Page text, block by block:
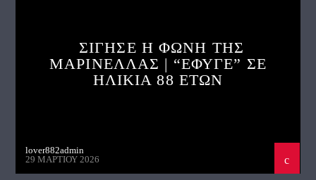
ΣΙΓΗΣΕ Η ΦΩΝΗ ΤΗΣ
ΜΑΡΙΝΕΛΛΑΣ | “ΕΦΥΓΕ” ΣΕ
ΗΛΙΚΙΑ 88 ΕΤΩΝ
lover882admin
29 ΜΑΡΤΊΟΥ 2026